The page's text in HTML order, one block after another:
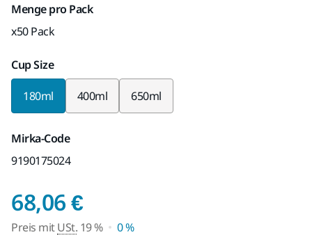
Menge pro Pack
x50 Pack
Cup Size
180ml 400ml 650ml
Mirka-Code
9190175024
68,06 €Preis mit USt. 19 %
Preis mitUSt. 19 %
0 %